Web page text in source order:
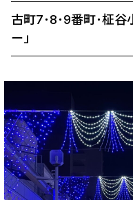
古町7･8･9番町･柾谷
ー」